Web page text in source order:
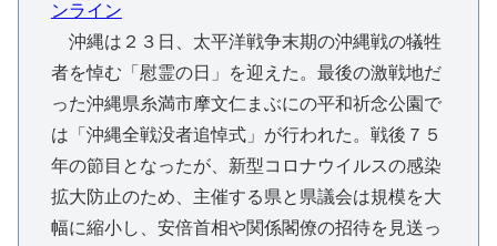
ンライン
沖縄は２３日、太平洋戦争末期の沖縄戦の犠牲
者を悼む「慰霊の日」を迎えた。最後の激戦地だ
った沖縄県糸満市摩文仁まぶにの平和祈念公園で
は「沖縄全戦没者追悼式」が行われた。戦後７５
年の節目となったが、新型コロナウイルスの感染
拡大防止のため、主催する県と県議会は規模を大
幅に縮小し、安倍首相や関係閣僚の招待を見送っ